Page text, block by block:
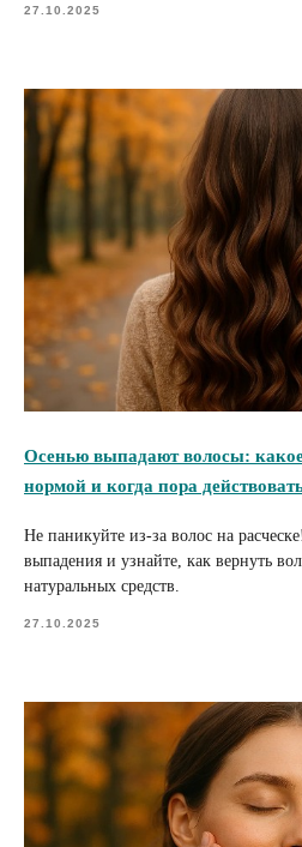
27.10.2025
Осенью выпадают волосы: какое
нормой и когда пора
Не паникуйте из-за волос на
выпадения и узнайте, как вернуть
натуральных средств.
27.10.2025